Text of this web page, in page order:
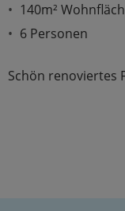
140m²
6 Personen
Schön renoviertes